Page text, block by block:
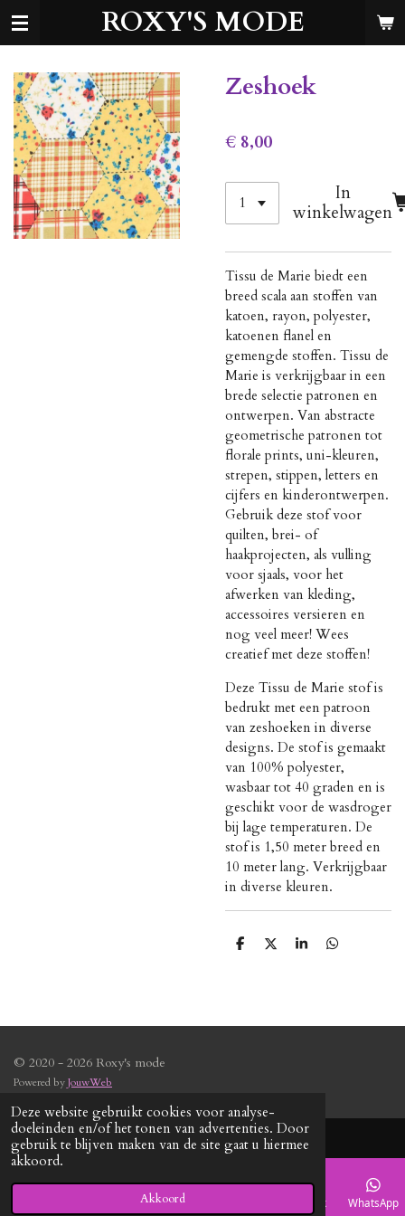
Deze website gebruikt cookies voor analyse-
doeleinden en/of het tonen van advertenties. Door
gebruik te blijven maken van de site gaat u hiermee
akkoord.
Akkoord
Ga
de
hoofdinhoud
ROXY'S MODE
Zeshoek
€ 8,00
In
winkelwagen
Tissu de Marie biedt een
breed scala aan stoffen van
katoen, rayon, polyester,
katoenen flanel en
gemengde stoffen. Tissu de
Marie is verkrijgbaar in een
brede selectie patronen en
ontwerpen. Van abstracte
geometrische patronen tot
florale prints, uni-kleuren,
strepen, stippen, letters en
cijfers en kinderontwerpen.
Gebruik deze stof voor
quilten, brei- of
haakprojecten, als vulling
voor sjaals, voor het
afwerken van kleding,
accessoires versieren en
nog veel meer! Wees
creatief met deze stoffen!
Deze Tissu de Marie stof is
bedrukt met een patroon
van zeshoeken in diverse
designs. De stof is gemaakt
van 100% polyester,
wasbaar tot 40 graden en is
geschikt voor de wasdroger
bij lage temperaturen. De
stof is 1,50 meter breed en
10 meter lang. Verkrijgbaar
in diverse kleuren.
D
D
S
D
© 2020 - 2026 Roxy's mode
Powered byJouwWeb
Telefoonnummer Facebook WhatsApp